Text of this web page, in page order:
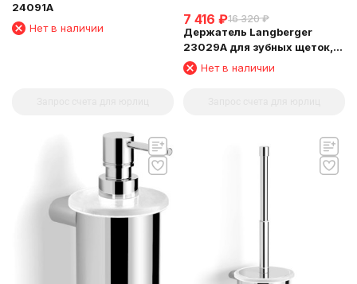
24091A
Нет в наличии
7 416 ₽16 320 ₽
Держатель Langberger
23029A для зубных щеток,
стеклянный стакан,
настольный
Нет в наличии